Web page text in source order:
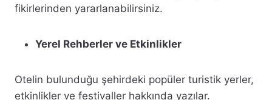
fikirlerinden yararlanabilirsiniz.
Yerel Rehberler ve Etkinlikler
Otelin bulunduğu şehirdeki popüler turistik yerler,
etkinlikler ve festivaller hakkında yazılar.